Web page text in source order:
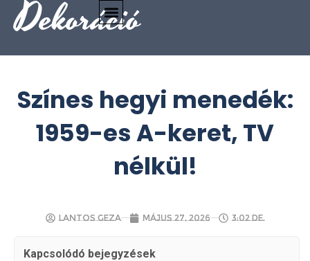
Dekoráció
Színes hegyi menedék:
1959-es A-keret, TV
nélkül!
Lantos Geza május 27, 2026 3:02 de.
Kapcsolódó bejegyzések